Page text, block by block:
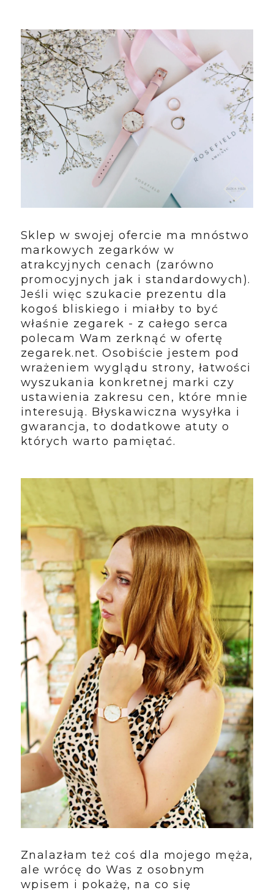
Sklep w swojej ofercie ma mnóstwo
markowych zegarków w
atrakcyjnych cenach (zarówno
promocyjnych jak i standardowych).
Jeśli więc szukacie prezentu dla
kogoś bliskiego i miałby to być
właśnie zegarek - z całego serca
polecam Wam zerknąć w ofertę
zegarek.net. Osobiście jestem pod
wrażeniem wyglądu strony, łatwości
wyszukania konkretnej marki czy
ustawienia zakresu cen, które mnie
interesują. Błyskawiczna wysyłka i
gwarancja, to dodatkowe atuty o
których warto pamiętać.
Znalazłam też coś dla mojego męża,
ale wrócę do Was z osobnym
wpisem i pokażę, na co się